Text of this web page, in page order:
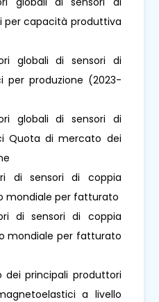
per capacità produttiva
globali di sensori di
per produzione (2023-
globali di sensori di
Quota di mercato dei
di sensori di coppia
mondiale per fatturato
di sensori di coppia
mondiale per fatturato
dei principali produttori
a livello